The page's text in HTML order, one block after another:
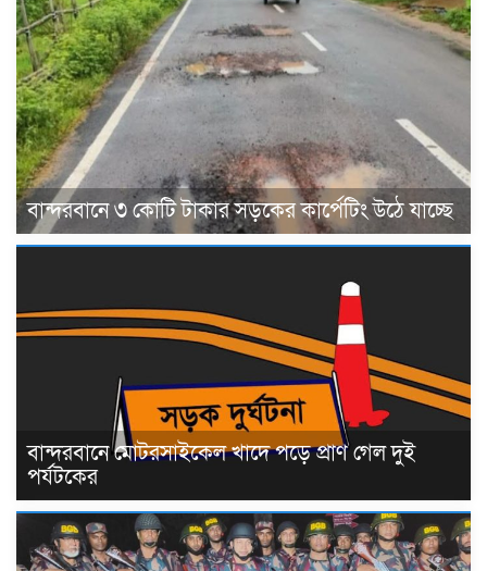
বান্দরবানে ৩ কোটি টাকার সড়কের কার্পেটিং উঠে যাচ্ছে
বান্দরবানে মোটরসাইকেল খাদে পড়ে প্রাণ গেল দুই
পর্যটকের